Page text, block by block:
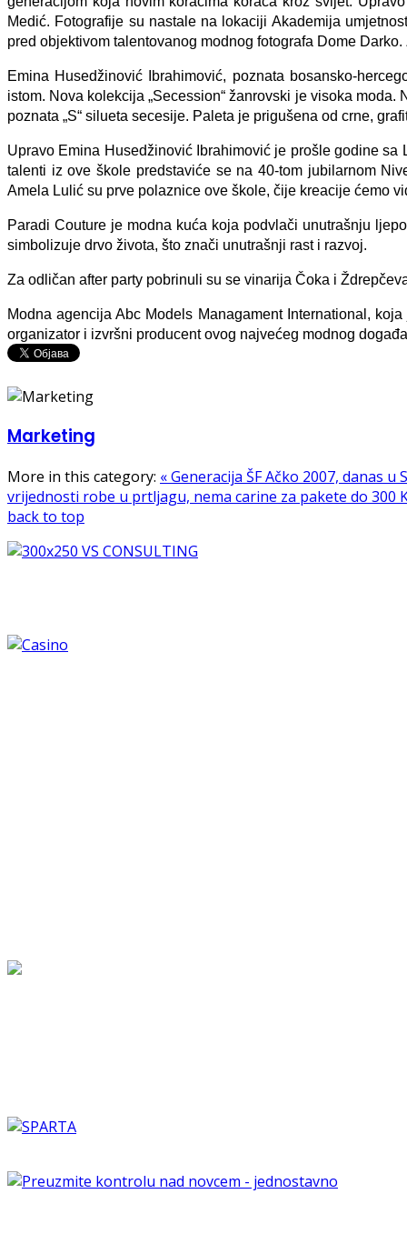
Medić. Fotografije su nastale na lokaciji Akademija
pred objektivom talentovanog modnog fotografa Dome
Emina Husedžinović Ibrahimović, poznata bosansko-
istom. Nova kolekcija „Secession“ žanrovski je visoka
poznata „S“ silueta secesije. Paleta je prigušena od crne,
Upravo Emina Husedžinović Ibrahimović je prošle godine
talenti iz ove škole predstaviće se na 40-tom jubilarnom
Amela Lulić su prve polaznice ove škole, čije kreacije ćemo
Paradi Couture je modna kuća koja podvlači unutrašnju
simbolizuje drvo života, što znači unutrašnji rast i razvoj.
Za odličan after party pobrinuli su se vinarija Čoka i
Modna agencija Abc Models Managament International,
organizator i izvršni producent ovog najvećeg modnog
Marketing
More in this category: « Generacija ŠF Ačko 2007, danas
vrijednosti robe u prtljagu, nema carine za pakete do 300
back to top